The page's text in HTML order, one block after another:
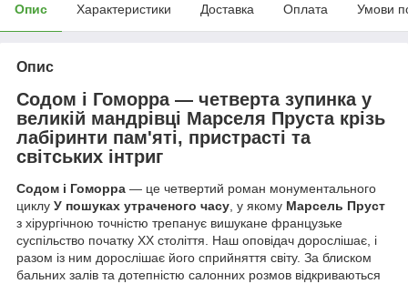
Опис Характеристики Доставка Оплата Умови
Опис
Содом і Гоморра — четверта зупинка у
великій мандрівці Марселя Пруста крізь
лабіринти пам'яті, пристрасті та
світських інтриг
Содом і Гоморра — це четвертий роман монументального
циклу У пошуках утраченого часу, у якому Марсель Пруст
з хірургічною точністю трепанує вишукане французьке
суспільство початку XX століття. Наш оповідач дорослішає, і
разом із ним дорослішає його сприйняття світу. За блиском
бальних залів та дотепністю салонних розмов відкриваються